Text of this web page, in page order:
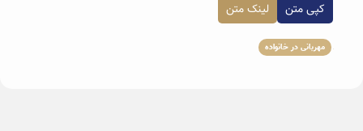
کپی متن لینک متن
مهربانی در خانواده